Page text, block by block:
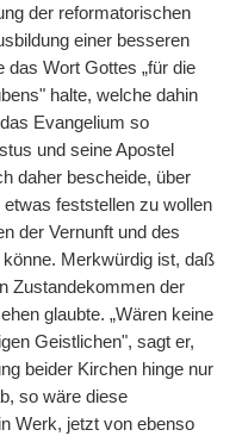
der reformatorischen
einer besseren
Wort Gottes „für die
halte, welche dahin
Evangelium so
und seine Apostel
daher bescheide, über
feststellen zu wollen
der Vernunft und des
Merkwürdig ist, daß
Zustandekommen der
glaubte. „Wären keine
Geistlichen", sagt er,
beider Kirchen hinge nur
so wäre diese
Werk, jetzt von ebenso